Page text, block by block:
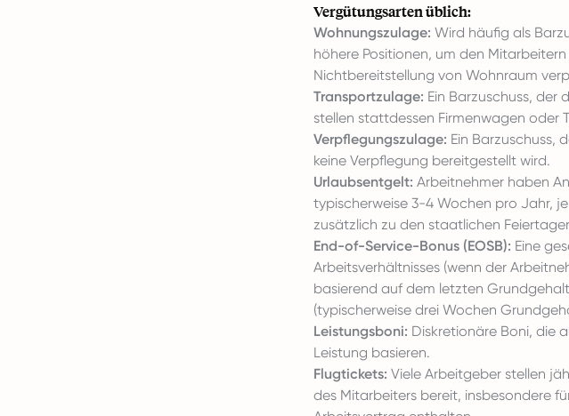
Vergütungsarten üblich:
Wohnungszulage: Wird häufig als
höhere Positionen, um den
Nichtbereitstellung von Wohnraum
Transportzulage: Ein Barzuschuss, der
stellen stattdessen Firmenwagen oder
Verpflegungszulage: Ein Barzuschuss,
keine Verpflegung bereitgestellt wird.
Urlaubsentgelt: Arbeitnehmer haben
typischerweise 3-4 Wochen pro Jahr,
zusätzlich zu den staatlichen
End-of-Service-Bonus (EOSB): Eine
Arbeitsverhältnisses (wenn der
basierend auf dem letzten
(typischerweise drei Wochen
Leistungsboni: Diskretionäre Boni, die
Leistung basieren.
Flugtickets: Viele Arbeitgeber stellen
des Mitarbeiters bereit, insbesondere